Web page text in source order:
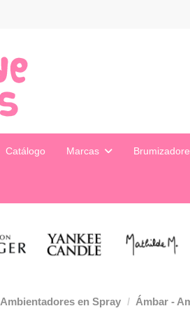
Catálogo Marcas
Ambientadores en Spray Ámbar -